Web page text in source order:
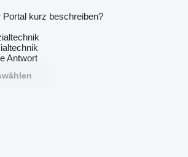
kurz beschreiben?
Antwort